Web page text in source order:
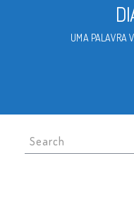
UMA PALAVRA
Search
for: